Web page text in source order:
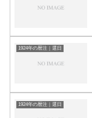
1924年の暦注｜選日
1924年の暦注｜選日